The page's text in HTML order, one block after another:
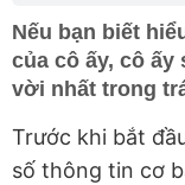
Nếu bạn biết
của cô ấy, cô ấy
vời nhất trong
Trước khi bắt
số thông tin cơ